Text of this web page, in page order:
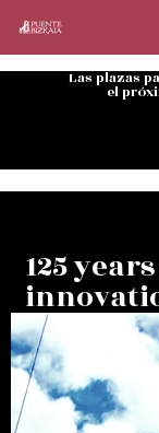
Las plazas
el
125